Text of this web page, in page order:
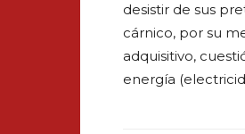
desistir de sus
cárnico, por su
adquisitivo,
energía